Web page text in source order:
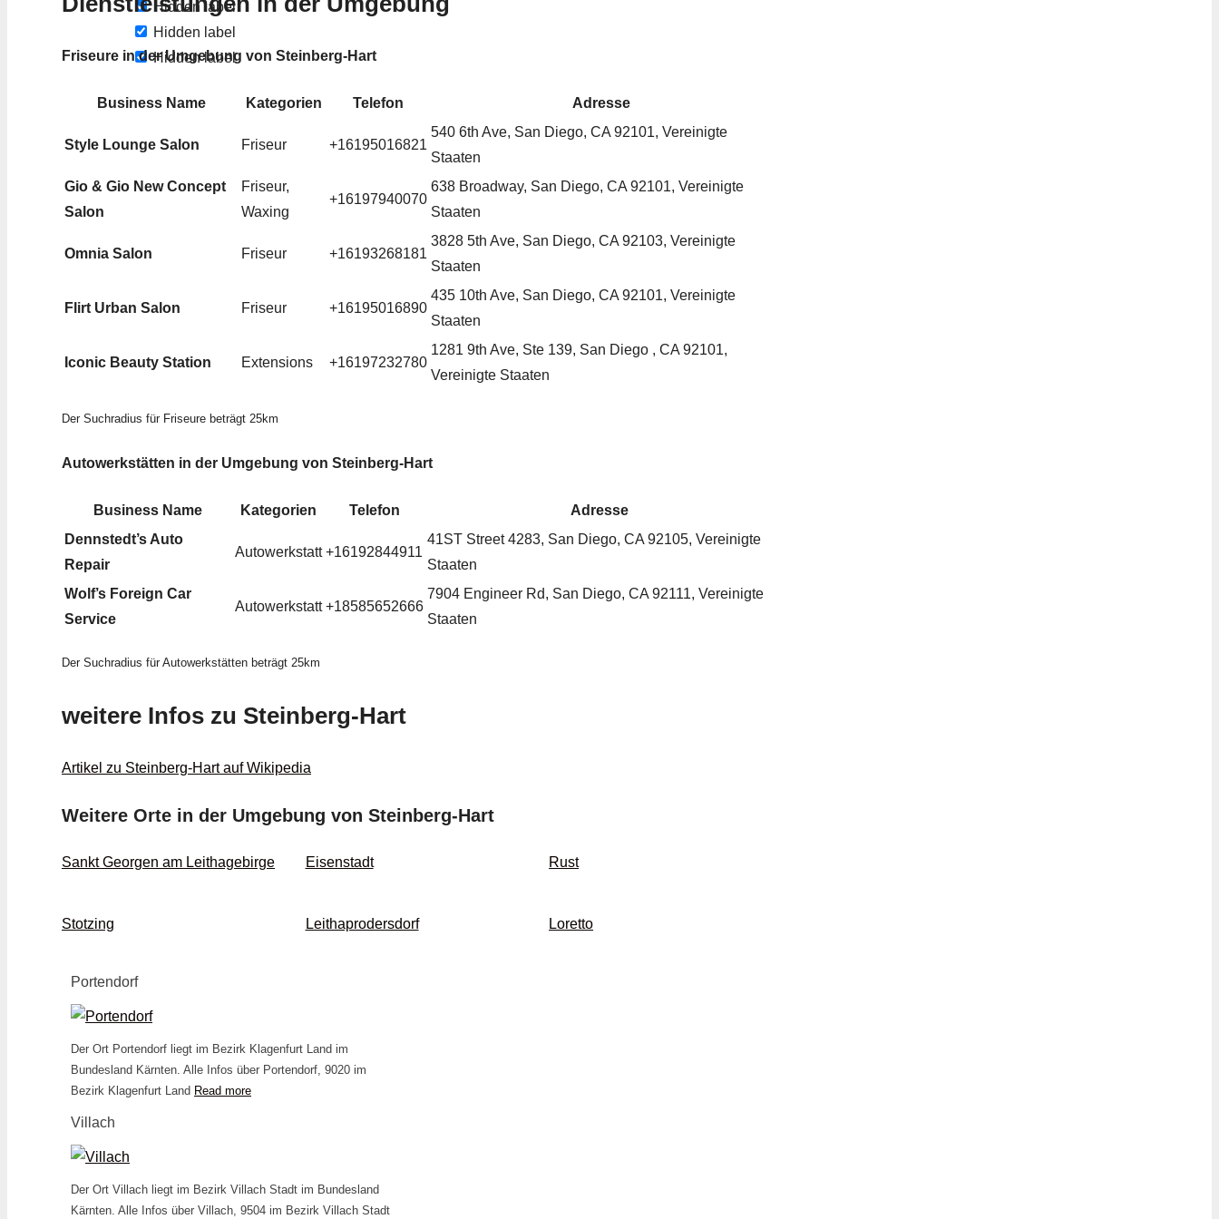
Hidden label
Hidden label
Hidden label
Friseure in der Umgebung von Steinberg-Hart
Business Name Kategorien Telefon Adresse
Style Lounge Salon Friseur +16195016821
540 6th Ave, San Diego, CA 92101, Vereinigte
Staaten
Gio & Gio New Concept
Salon
Friseur,
Waxing
+16197940070
638 Broadway, San Diego, CA 92101, Vereinigte
Staaten
Omnia Salon Friseur +16193268181
3828 5th Ave, San Diego, CA 92103, Vereinigte
Staaten
Flirt Urban Salon Friseur +16195016890
435 10th Ave, San Diego, CA 92101, Vereinigte
Staaten
Iconic Beauty Station Extensions +16197232780
1281 9th Ave, Ste 139, San Diego , CA 92101,
Vereinigte Staaten
Der Suchradius für Friseure beträgt 25km
Autowerkstätten in der Umgebung von Steinberg-Hart
Business Name Kategorien Telefon
Adresse
Dennstedt’s Auto
Repair
Autowerkstatt +16192844911
41ST Street 4283, San Diego, CA 92105, Vereinigte
Staaten
Wolf’s Foreign Car
Service
Autowerkstatt +18585652666
7904 Engineer Rd, San Diego, CA 92111, Vereinigte
Staaten
Der Suchradius für Autowerkstätten beträgt 25km
weitere Infos zu Steinberg-Hart
Artikel zu Steinberg-Hart auf Wikipedia
Weitere Orte in der Umgebung von Steinberg-Hart
Sankt Georgen am Leithagebirge Eisenstadt Rust
Stotzing Leithaprodersdorf Loretto
Portendorf
Der Ort Portendorf liegt im Bezirk Klagenfurt Land im
Bundesland Kärnten. Alle Infos über Portendorf, 9020 im
Bezirk Klagenfurt Land Read more
Villach
Der Ort Villach liegt im Bezirk Villach Stadt im Bundesland
Kärnten. Alle Infos über Villach, 9504 im Bezirk Villach Stadt